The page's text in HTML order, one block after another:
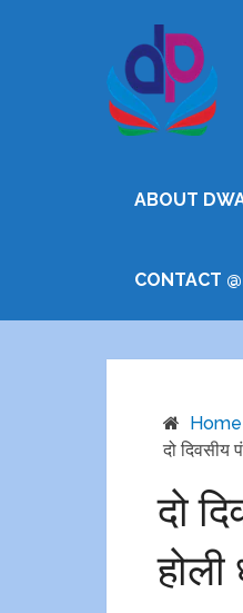
ABOUT
CONTACT
Home
दो दिवसीय
दो